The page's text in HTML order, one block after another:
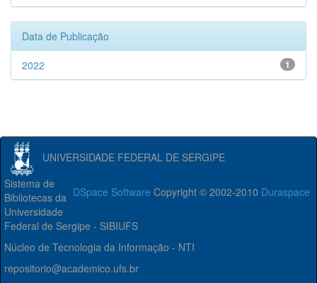
Data de Publicação
1
2022
UNIVERSIDADE FEDERAL DE SERGIPE
DSpace Software Copyright © 2002-2010 Duraspace
Sistema de
Bibliotecas da
Universidade
Federal de Sergipe - SIBIUFS
Núcleo de Tecnologia da Informação - NTI
repositorio@academico.ufs.br